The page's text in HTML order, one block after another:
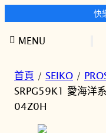
快
至 MENU
首頁 / SEIKO /
SRPG59K1 愛海洋
04Z0H